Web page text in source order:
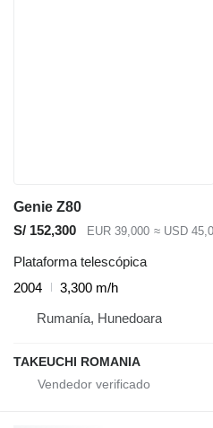
Genie Z80
S/ 152,300
EUR 39,000 ≈ USD
Plataforma telescópica
2004
3,300 m/h
Rumanía, Hunedoara
TAKEUCHI ROMANIA